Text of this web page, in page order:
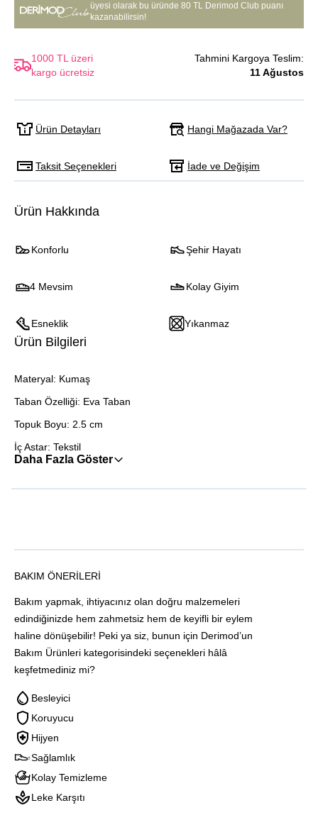
üyesi olarak bu üründe 80 TL Derimod Club puanı
kazanabilirsin!
1000 TL üzeri
kargo ücretsiz
Tahmini Kargoya Teslim:
11 Ağustos
Ürün Detayları Hangi Mağazada Var?
Taksit Seçenekleri İade ve Değişim
Ürün Hakkında
Konforlu Şehir Hayatı
4 Mevsim Kolay Giyim
Esneklik Yıkanmaz
Ürün Bilgileri
Materyal: Kumaş
Taban Özelliği: Eva Taban
Topuk Boyu: 2.5 cm
İç Astar: Tekstil
Daha Fazla Göster
BAKIM ÖNERILERI
Bakım yapmak, ihtiyacınız olan doğru malzemeleri
edindiğinizde hem zahmetsiz hem de keyifli bir eylem
haline dönüşebilir! Peki ya siz, bunun için Derimod’un
Bakım Ürünleri kategorisindeki seçenekleri hâlâ
keşfetmediniz mi?
Besleyici
Koruyucu
Hijyen
Sağlamlık
Kolay Temizleme
Leke Karşıtı